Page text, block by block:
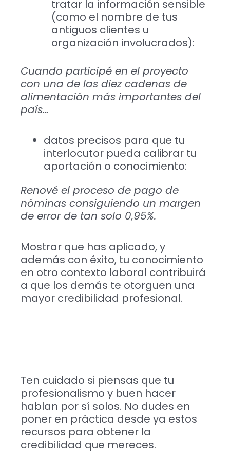
tratar la información sensible
(como el nombre de tus
antiguos clientes u
organización involucrados):
Cuando participé en el proyecto
con una de las diez cadenas de
alimentación más importantes del
país…
datos precisos para que tu
interlocutor pueda calibrar tu
aportación o conocimiento:
Renové el proceso de pago de
nóminas consiguiendo un margen
de error de tan solo 0,95%.
Mostrar que has aplicado, y
además con éxito, tu conocimiento
en otro contexto laboral contribuirá
a que los demás te otorguen una
mayor credibilidad profesional.
Ten cuidado si piensas que tu
profesionalismo y buen hacer
hablan por sí solos. No dudes en
poner en práctica desde ya estos
recursos para obtener la
credibilidad que mereces.